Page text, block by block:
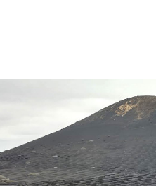
Suiza